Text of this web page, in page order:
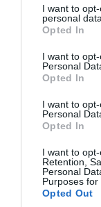
not limited to
grant or deny
use your data for
consent section.
I want to
personal data.
Opted In
I want to
Personal
Opted In
I want to
Personal
Opted In
I want to
Retention,
Personal
Purposes for
Opted Out
06.08.2026 | 14:02
«Επιχείρηση
Αθήνα: